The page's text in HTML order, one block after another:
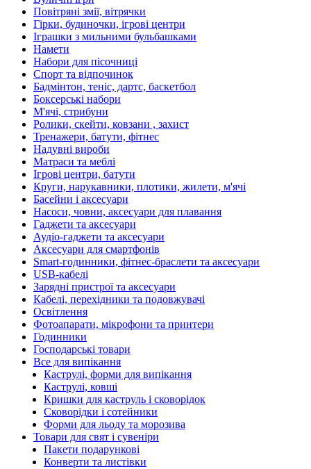
Повітряні змії, вітрячки
Гірки, будиночки, ігрові центри
Іграшки з мильними бульбашками
Намети
Набори для пісочниці
Спорт та відпочинок
Бадмінтон, теніс, дартс, баскетбол
Боксерські набори
М'ячі, стрибуни
Ролики, скейти, ковзани , захист
Тренажери, батути, фітнес
Надувні вироби
Матраси та меблі
Ігрові центри, батути
Круги, нарукавники, плотики, жилети, м'ячі
Басейни і аксесуари
Насоси, човни, аксесуари для плавання
Гаджети та аксесуари
Аудіо-гаджети та аксесуари
Аксесуари для смартфонів
Smart-годинники, фітнес-браслети та аксесуари
USB-кабелі
Зарядні пристрої та аксесуари
Кабелі, перехідники та подовжувачі
Освітлення
Фотоапарати, мікрофони та принтери
Годинники
Господарські товари
Все для випікання
Каструлі, форми для випікання
Каструлі, ковші
Кришки для каструль і сковорідок
Сковорідки і сотейники
Форми для льоду та морозива
Товари для свят і сувеніри
Пакети подарункові
Конверти та листівки